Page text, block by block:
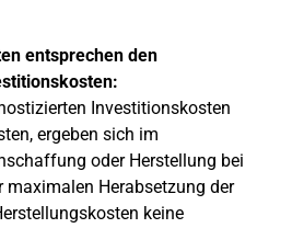
entsprechen den
Investitionskosten
ergeben sich im
oder Herstellung bei
maximalen Herabsetzung der
keine